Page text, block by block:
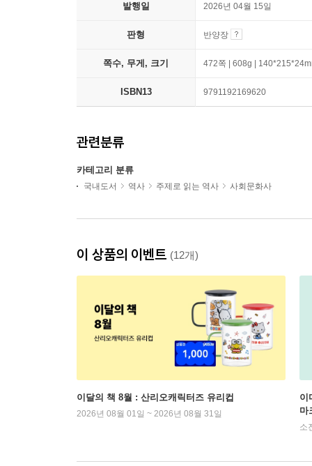
발행일 2026년 04월 15일
판형 반양장
쪽수, 무게, 크기 472쪽 | 608g |
ISBN13 9791192169620
관련분류
카테고리 분류
국내도서 역사 주제로 읽는 역사 사회문화사
이 상품의 이벤트 (12개)
이달의 책 8월 : 산리오캐릭터즈 유리컵
2026년 08월 01일 ~ 2026년 08월 31일
이
마
소